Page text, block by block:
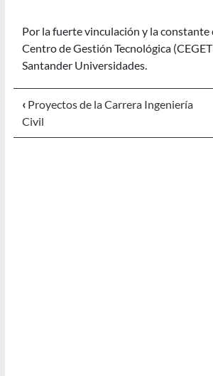
Por la fuerte vinculación y la
Centro de Gestión Tecnológica
Santander Universidades.
‹ Proyectos de la Carrera Ingeniería
Civil